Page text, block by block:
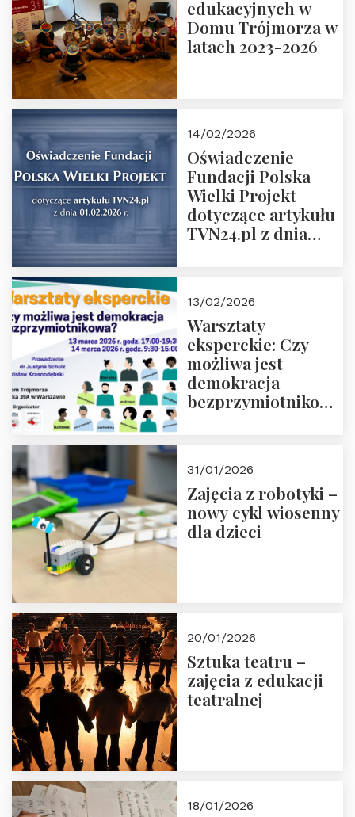
prof. Michał
Łuczewski
edukacyjnych w
Domu Trójmorza w
latach 2023-2026
14/02/2026
Oświadczenie
Fundacji Polska
Wielki Projekt
dotyczące artykułu
TVN24.pl z dnia
13/02/2026
Warsztaty
eksperckie: Czy
możliwa jest
demokracja
bezprzymiotnikowa?
31/01/2026
Zajęcia z robotyki –
nowy cykl wiosenny
dla dzieci
20/01/2026
Sztuka teatru –
zajęcia z edukacji
teatralnej
18/01/2026